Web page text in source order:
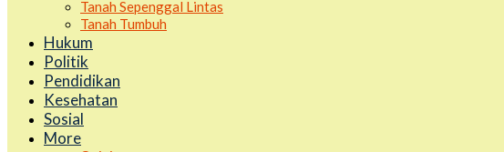
Tanah Sepenggal Lintas
Tanah Tumbuh
Hukum
Politik
Pendidikan
Kesehatan
Sosial
More